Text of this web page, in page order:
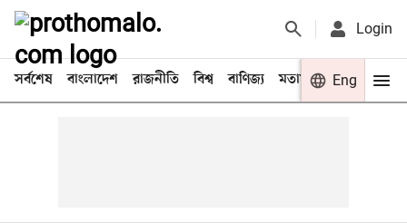
Login
সর্বশেষ বাংলাদেশ রাজনীতি বিশ্ব বাণিজ্য মতামত খেলা
Eng